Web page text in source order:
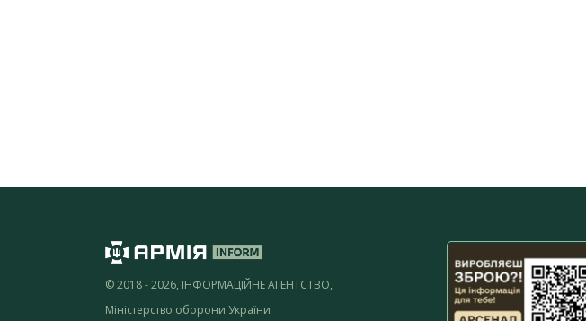
© 2018 - 2026, ІНФОРМАЦІЙНЕ АГЕНТСТВО,
Міністерство оборони України